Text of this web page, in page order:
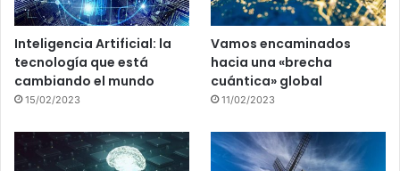
Inteligencia Artificial: la
tecnología que está
cambiando el mundo
15/02/2023
Vamos encaminados
hacia una «brecha
cuántica» global
11/02/2023